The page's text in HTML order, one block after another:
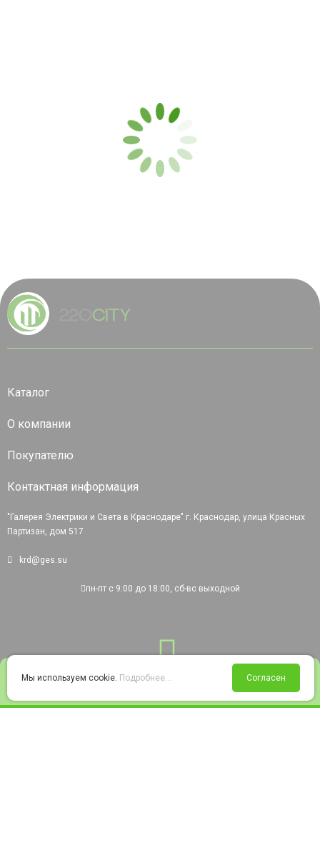
Войти Избранное Корзина
Каталог
О компании
Покупателю
Контактная информация
"Галерея Электрики и Света в Краснодаре" г. Краснодар, улица Красных
Партизан, дом 517
krd@ges.su
пн-пт с 9:00 до 18:00, сб-вс выходной
Мы используем cookie. Подробнее... Согласен